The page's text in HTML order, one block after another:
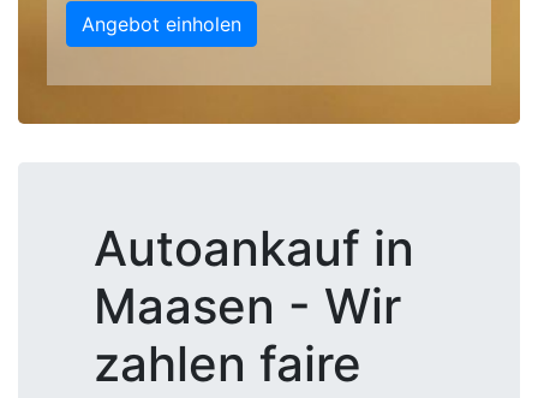
Angebot einholen
Autoankauf in
Maasen - Wir
zahlen faire